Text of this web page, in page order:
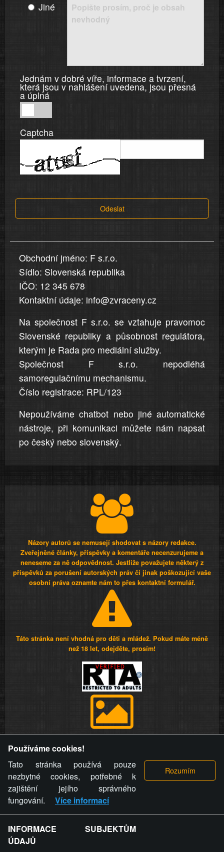
Jiné
Jednám v dobré víře, informace a tvrzení,
která jsou v nahlášení uvedena, jsou přesná
a úplná
v
dobré
informace
v
jsou
přesná
a
úplná
Captcha
Odeslat
Obchodní jméno: F s.r.o.
Sídlo: Slovenská republika
IČO: 12 345 678
Kontaktní údaje: info@zvraceny.cz
Na společnost F s.r.o. se vztahuje pravomoc
Slovenské republiky a působnost regulátora,
kterým je Rada pro mediální služby.
Společnost F s.r.o. nepodléhá
samoregulačnímu mechanismu.
Číslo registrace: RPL/123
Nepoužíváme chatbot nebo jiné automatické
nástroje, při komunikaci můžete nám napsat
po český nebo slovenský.
Názory autorů se nemusejí shodovat s názory redakce.
Zveřejněné články, příspěvky a komentáře necenzurujeme a
neneseme za ně odpovědnost. Jestliže považujete některý z
příspěvků za porušení autorských práv či jinak poškozující vaše
osobní práva oznamte nám to přes kontaktní formulář.
Táto stránka není vhodná pro děti a mládež. Pokud máte méně
než 18 let, odejděte, prosím!
videa a komentáře. Osoba, které se toto opatření provozovatele
stránky týče, ani osoba, která umístila fotografii nebo video na
stránku, nemůže z důvodu odstranění fotografie, videa nebo
komentáře pro výše uvedenou okolnost uplatnit vůči
provozovateli stránky žádný nárok na náhradu škody nebo
nemajetkové újmy.
ZVRÁCENÝ.CZ - Svět není zvrácenej. To jen
Používáme cookies!
Tato stránka používá pouze
nezbytné cookies, potřebné k
zajištění jejího správného
fungování.
Více informací
INFORMACE SUBJEKTŮM
ÚDAJŮ